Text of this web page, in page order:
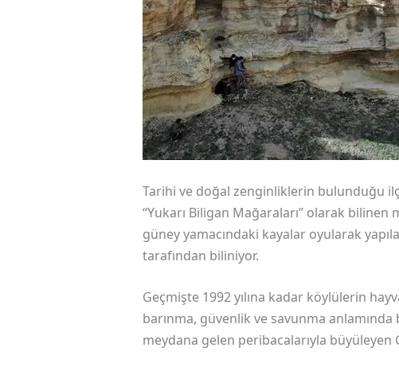
Tarihi ve doğal zenginliklerin bulunduğu
“Yukarı Biligan Mağaraları” olarak
güney yamacındaki kayalar oyularak
tarafından biliniyor.
Geçmişte 1992 yılına kadar köylülerin
barınma, güvenlik ve savunma
meydana gelen peribacalarıyla